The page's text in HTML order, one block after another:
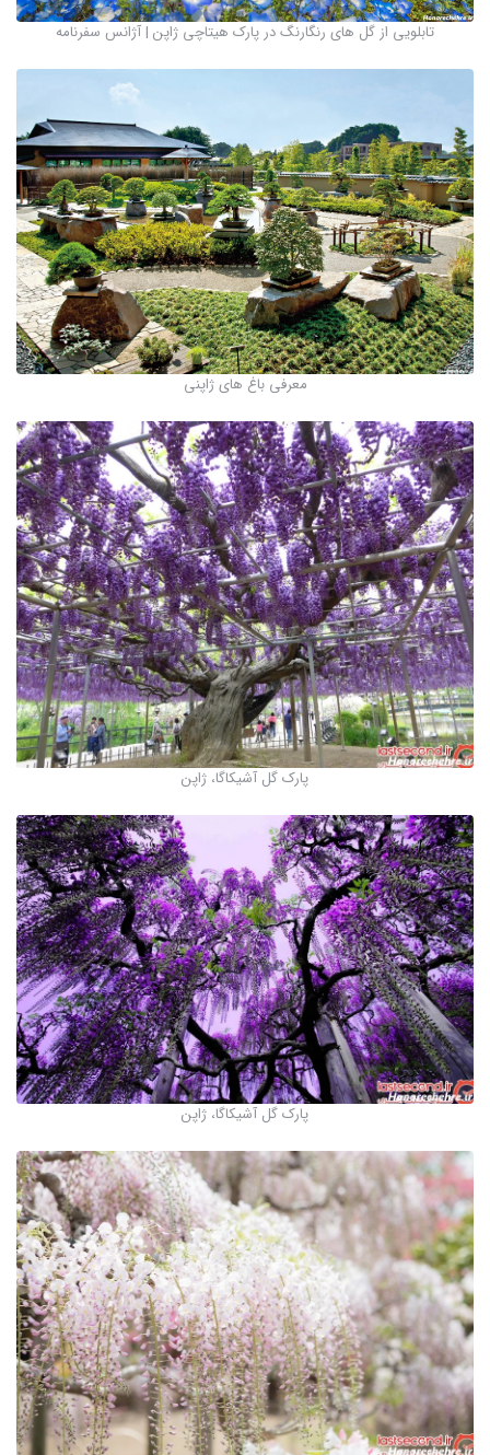
تابلویی از گل های رنگارنگ در پارک هیتاچی ژاپن | آژانس سفرنامه
معرفی باغ های ژاپنی
پارک گل آشیکاگا، ژاپن
پارک گل آشیکاگا، ژاپن